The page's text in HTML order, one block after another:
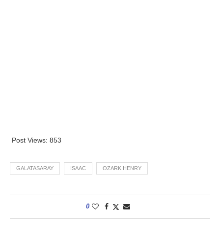
Post Views: 853
GALATASARAY ISAAC OZARK HENRY
0